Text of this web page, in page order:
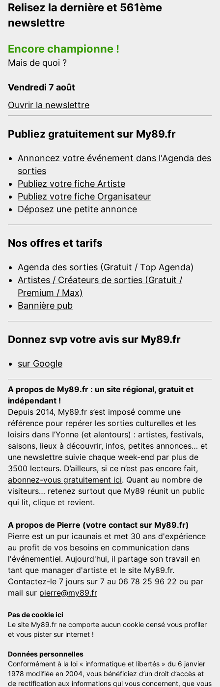
Relisez la dernière et 561ème
newslettre
Encore championne !
Mais de quoi ?
Vendredi 7 août
Ouvrir la newslettre
Publiez gratuitement sur My89.fr
Annoncez votre événement dans l'Agenda des
sorties
Publiez votre fiche Artiste
Publiez votre fiche Organisateur
Déposez une petite annonce
Nos offres et tarifs
Agenda des sorties (Gratuit / Top Agenda)
Artistes / Créateurs de sorties (Gratuit /
Premium / Max)
Bannière pub
Donnez svp votre avis sur My89.fr
sur Google
A propos de My89.fr : un site régional, gratuit et
indépendant !
Depuis 2014, My89.fr s’est imposé comme une
référence pour repérer les sorties culturelles et les
loisirs dans l’Yonne (et alentours) : artistes, festivals,
saisons, lieux à découvrir, infos, petites annonces… et
une newslettre suivie chaque week-end par plus de
3500 lecteurs. D’ailleurs, si ce n’est pas encore fait,
abonnez-vous gratuitement ici. Quant au nombre de
visiteurs… retenez surtout que My89 réunit un public
qui lit, clique et revient.
A propos de Pierre (votre contact sur My89.fr)
Pierre est un pur icaunais et met 30 ans d'expérience
au profit de vos besoins en communication dans
l'événementiel. Aujourd'hui, il partage son travail en
tant que manager d'artiste et le site My89.fr.
Contactez-le 7 jours sur 7 au 06 78 25 96 22 ou par
mail sur pierre@my89.fr
Pas de cookie ici
Le site My89.fr ne comporte aucun cookie censé vous profiler
et vous pister sur internet !
Données personnelles
Conformément à la loi « informatique et libertés » du 6 janvier
1978 modifiée en 2004, vous bénéficiez d’un droit d’accès et
de rectification aux informations qui vous concernent, que vous